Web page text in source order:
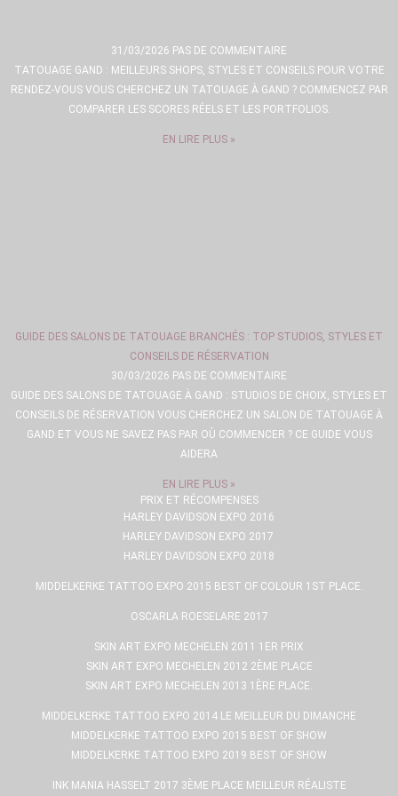
31/03/2026 PAS DE COMMENTAIRE
TATOUAGE GAND : MEILLEURS SHOPS, STYLES ET CONSEILS POUR VOTRE
RENDEZ-VOUS VOUS CHERCHEZ UN TATOUAGE À GAND ? COMMENCEZ PAR
COMPARER LES SCORES RÉELS ET LES PORTFOLIOS.
EN LIRE PLUS »
GUIDE DES SALONS DE TATOUAGE BRANCHÉS : TOP STUDIOS, STYLES ET
CONSEILS DE RÉSERVATION
30/03/2026 PAS DE COMMENTAIRE
GUIDE DES SALONS DE TATOUAGE À GAND : STUDIOS DE CHOIX, STYLES ET
CONSEILS DE RÉSERVATION VOUS CHERCHEZ UN SALON DE TATOUAGE À
GAND ET VOUS NE SAVEZ PAS PAR OÙ COMMENCER ? CE GUIDE VOUS
AIDERA
EN LIRE PLUS »
PRIX ET RÉCOMPENSES
HARLEY DAVIDSON EXPO 2016
HARLEY DAVIDSON EXPO 2017
HARLEY DAVIDSON EXPO 2018
MIDDELKERKE TATTOO EXPO 2015 BEST OF COLOUR 1ST PLACE.
OSCARLA ROESELARE 2017
SKIN ART EXPO MECHELEN 2011 1ER PRIX
SKIN ART EXPO MECHELEN 2012 2ÈME PLACE
SKIN ART EXPO MECHELEN 2013 1ÈRE PLACE.
MIDDELKERKE TATTOO EXPO 2014 LE MEILLEUR DU DIMANCHE
MIDDELKERKE TATTOO EXPO 2015 BEST OF SHOW
MIDDELKERKE TATTOO EXPO 2019 BEST OF SHOW
INK MANIA HASSELT 2017 3ÈME PLACE MEILLEUR RÉALISTE